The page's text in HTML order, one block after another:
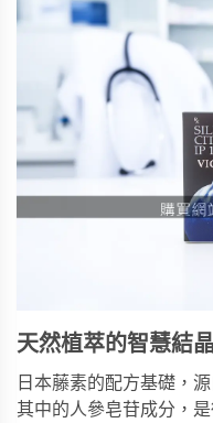
天然植萃的智慧結晶
日本藤素的配方基礎，
其中的人參皂苷成分，